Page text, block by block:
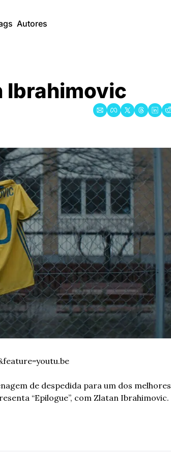
Autores
Ibrahimovic
de despedida para um dos melhores
“Epilogue”, com Zlatan Ibrahimovic.